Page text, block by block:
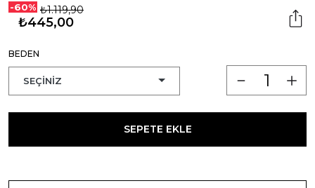
-60% ₺1.119,90
₺445,00
BEDEN
SEPETE EKLE